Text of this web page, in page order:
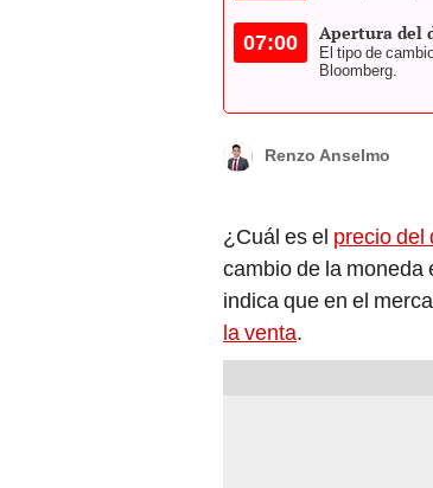
07:00 Apertura del
El tipo de
Bloomberg.
Renzo Anselmo
¿Cuál es el precio del
cambio de la moneda
indica que en el
la venta.